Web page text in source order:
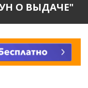
О ВЫДАЧЕ"